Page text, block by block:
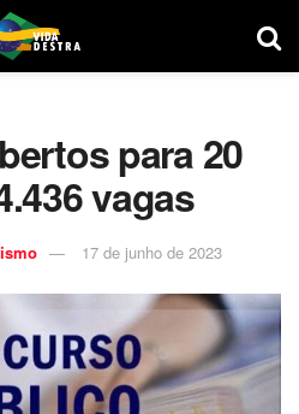
para 20
vagas
17 de junho de 2023